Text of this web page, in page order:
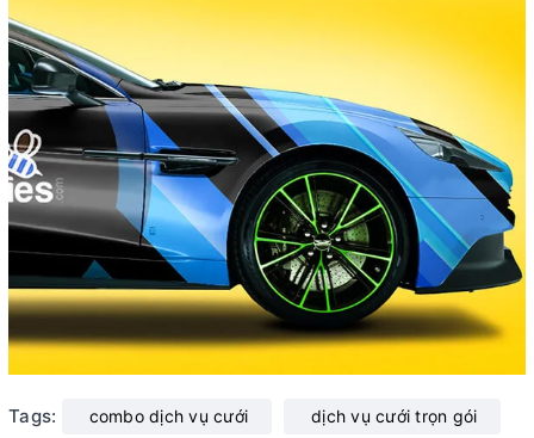
Tags: combo dịch vụ cưới dịch vụ cưới trọn gói